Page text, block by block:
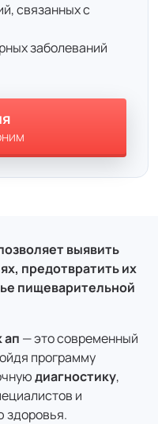
связанных с
заболеваний
выявить
предотвратить их
пищеварительной
ап — это современный
программу
диагностику,
и
здоровья.